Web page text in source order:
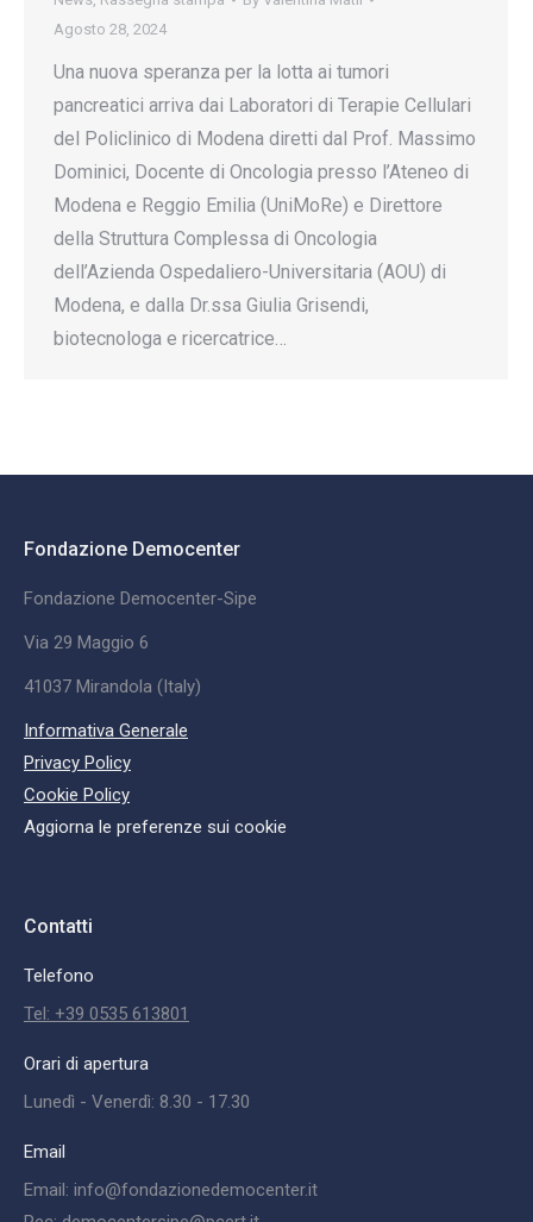
Agosto 28, 2024
Una nuova speranza per la lotta ai tumori
pancreatici arriva dai Laboratori di Terapie Cellulari
del Policlinico di Modena diretti dal Prof. Massimo
Dominici, Docente di Oncologia presso l’Ateneo di
Modena e Reggio Emilia (UniMoRe) e Direttore
della Struttura Complessa di Oncologia
dell’Azienda Ospedaliero-Universitaria (AOU) di
Modena, e dalla Dr.ssa Giulia Grisendi,
biotecnologa e ricercatrice…
Fondazione Democenter
Fondazione Democenter-Sipe
Via 29 Maggio 6
41037 Mirandola (Italy)
Informativa Generale
Privacy Policy
Cookie Policy
Aggiorna le preferenze sui cookie
Contatti
Telefono
Tel: +39 0535 613801
Orari di apertura
Lunedì - Venerdì: 8.30 - 17.30
Email
Email: info@fondazionedemocenter.it